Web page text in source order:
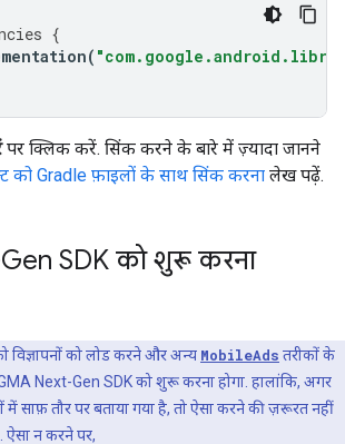
{
(
पर क्लिक करें. सिंक करने के बारे में ज़्यादा जानने
को Gradle फ़ाइलों के साथ सिंक करना लेख पढ़ें.
SDK को शुरू करना
विज्ञापनों को लोड करने और अन्य MobileAds तरीकों के
Next-Gen SDKको शुरू करना होगा. हालांकि, अगर
साफ़ तौर पर बताया गया है, तो ऐसा करने की ज़रूरत नहीं
न करने पर,